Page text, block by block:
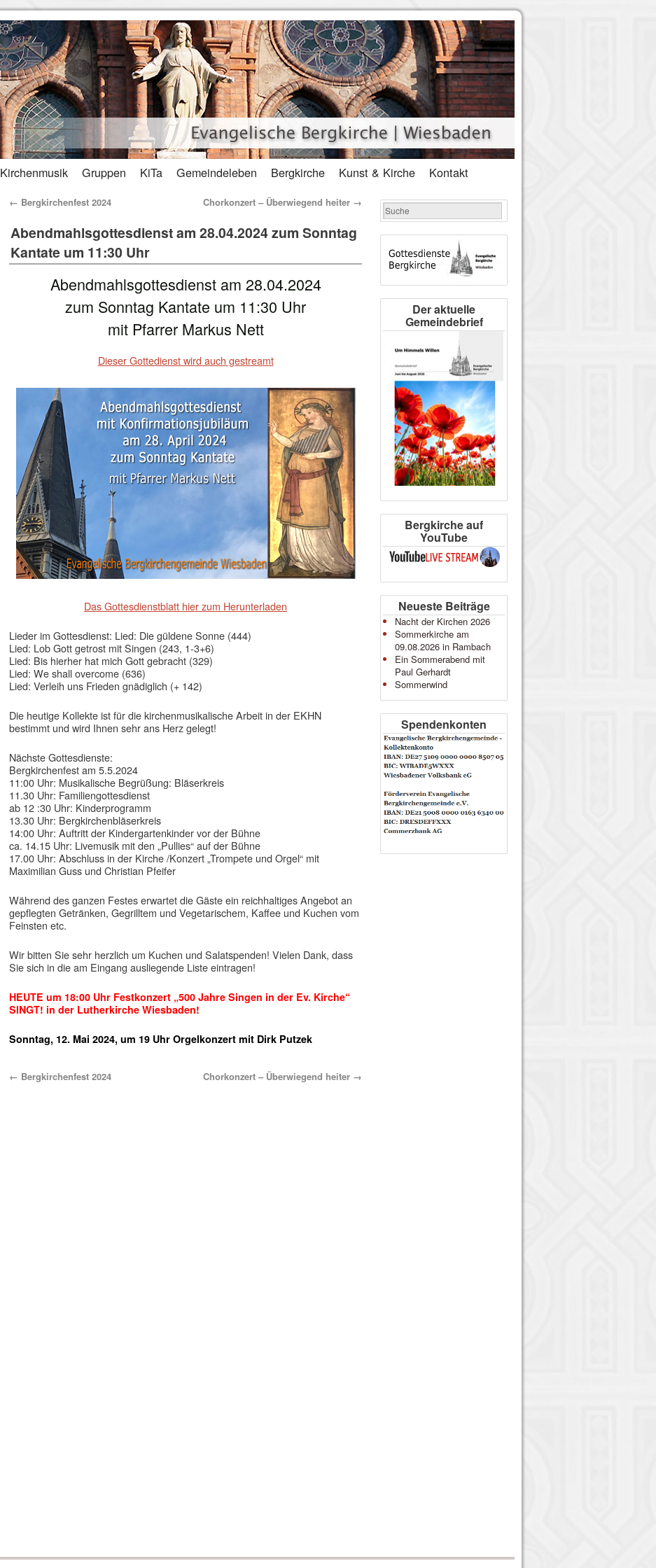
Kirchenmusik Gruppen KiTa Gemeindeleben Bergkirche Kunst & Kirche Kontakt
← Bergkirchenfest 2024 Chorkonzert – Überwiegend heiter →
Abendmahlsgottesdienst am 28.04.2024 zum Sonntag
Kantate um 11:30 Uhr
Abendmahlsgottesdienst am 28.04.2024
zum Sonntag Kantate um 11:30 Uhr
mit Pfarrer Markus Nett
Dieser Gottedienst wird auch gestreamt
Das Gottesdienstblatt hier zum Herunterladen
Lieder im Gottesdienst: Lied: Die güldene Sonne (444)
Lied: Lob Gott getrost mit Singen (243, 1-3+6)
Lied: Bis hierher hat mich Gott gebracht (329)
Lied: We shall overcome (636)
Lied: Verleih uns Frieden gnädiglich (+ 142)
Die heutige Kollekte ist für die kirchenmusikalische Arbeit in der EKHN
bestimmt und wird Ihnen sehr ans Herz gelegt!
Nächste Gottesdienste:
Bergkirchenfest am 5.5.2024
11:00 Uhr: Musikalische Begrüßung: Bläserkreis
11.30 Uhr: Familiengottesdienst
ab 12 :30 Uhr: Kinderprogramm
13.30 Uhr: Bergkirchenbläserkreis
14:00 Uhr: Auftritt der Kindergartenkinder vor der Bühne
ca. 14.15 Uhr: Livemusik mit den „Pullies“ auf der Bühne
17.00 Uhr: Abschluss in der Kirche /Konzert „Trompete und Orgel“ mit
Maximilian Guss und Christian Pfeifer
Während des ganzen Festes erwartet die Gäste ein reichhaltiges Angebot an
gepflegten Getränken, Gegrilltem und Vegetarischem, Kaffee und Kuchen vom
Feinsten etc.
Wir bitten Sie sehr herzlich um Kuchen und Salatspenden! Vielen Dank, dass
Sie sich in die am Eingang ausliegende Liste eintragen!
HEUTE um 18:00 Uhr Festkonzert „500 Jahre Singen in der Ev. Kirche“
SINGT! in der Lutherkirche Wiesbaden!
Sonntag, 12. Mai 2024, um 19 Uhr Orgelkonzert mit Dirk Putzek
← Bergkirchenfest 2024 Chorkonzert – Überwiegend heiter →
Der aktuelle
Gemeindebrief
Bergkirche auf
YouTube
Neueste Beiträge
Nacht der Kirchen 2026
Sommerkirche am
09.08.2026 in Rambach
Ein Sommerabend mit
Paul Gerhardt
Sommerwind
Spendenkonten